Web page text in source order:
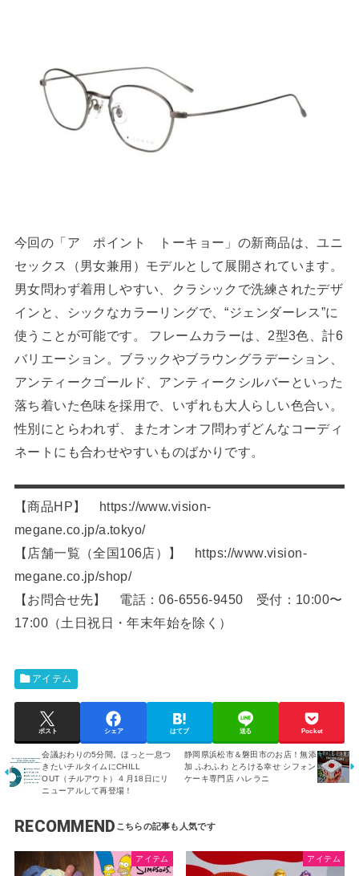
今回の「ア ポイント トーキョー」の新商品は、ユニ
セックス（男女兼用）モデルとして展開されています。
男女問わず着用しやすい、クラシックで洗練されたデザ
インと、シックなカラーリングで、“ジェンダーレス”に
使うことが可能です。 フレームカラーは、2型3色、計6
バリエーション。ブラックやブラウングラデーション、
アンティークゴールド、アンティークシルバーといった
落ち着いた色味を採用で、いずれも大人らしい色合い。
性別にとらわれず、またオンオフ問わずどんなコーディ
ネートにも合わせやすいものばかりです。
【商品HP】 https://www.vision-
megane.co.jp/a.tokyo/
【店舗一覧（全国106店）】 https://www.vision-
megane.co.jp/shop/
【お問合せ先】 電話：06-6556-9450 受付：10:00〜
17:00（土日祝日・年末年始を除く）
アイテム
ポスト シェア はてブ 送る Pocket
会議おわりの5分間。ほっと一息つ
きたいチルタイムにCHILL
OUT（チルアウト）４月18日にリ
ニューアルして再登場！
静岡県浜松市＆磐田市のお店！無添
加 ふわふわ とろける幸せ シフォン
ケーキ専門店 ハレラニ
RECOMMEND
アイテム アイテム